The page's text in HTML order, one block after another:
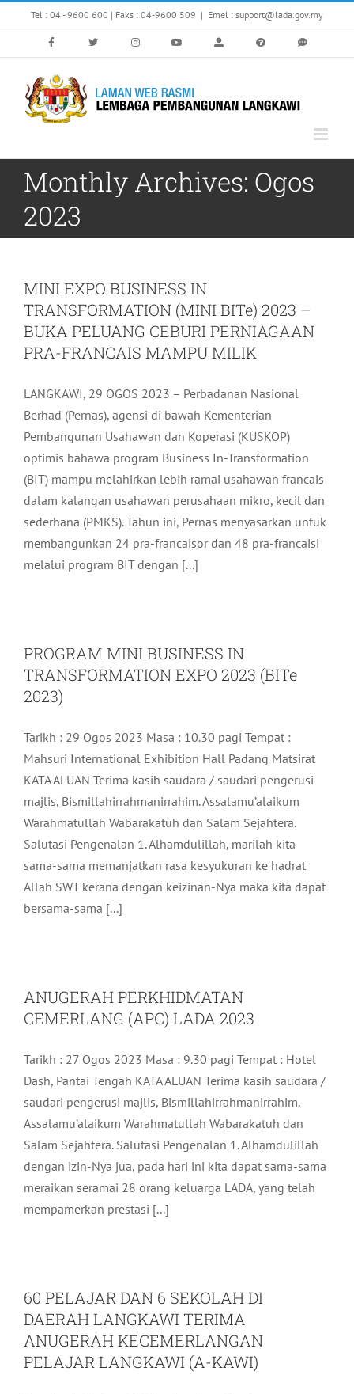
to
Tel : 04 - 9600 600 | Faks : 04-9600 509 | Emel : support@lada.gov.my
Monthly Archives: Ogos
2023
MINI EXPO BUSINESS IN
TRANSFORMATION (MINI BITe) 2023 –
BUKA PELUANG CEBURI PERNIAGAAN
PRA-FRANCAIS MAMPU MILIK
LANGKAWI, 29 OGOS 2023 – Perbadanan Nasional
Berhad (Pernas), agensi di bawah Kementerian
Pembangunan Usahawan dan Koperasi (KUSKOP)
optimis bahawa program Business In-Transformation
(BIT) mampu melahirkan lebih ramai usahawan francais
dalam kalangan usahawan perusahaan mikro, kecil dan
sederhana (PMKS). Tahun ini, Pernas menyasarkan untuk
membangunkan 24 pra-francaisor dan 48 pra-francaisi
melalui program BIT dengan [...]
PROGRAM MINI BUSINESS IN
TRANSFORMATION EXPO 2023 (BITe
2023)
Tarikh : 29 Ogos 2023 Masa : 10.30 pagi Tempat :
Mahsuri International Exhibition Hall Padang Matsirat
KATA ALUAN Terima kasih saudara / saudari pengerusi
majlis, Bismillahirrahmanirrahim. Assalamu’alaikum
Warahmatullah Wabarakatuh dan Salam Sejahtera.
Salutasi Pengenalan 1. Alhamdulillah, marilah kita
sama-sama memanjatkan rasa kesyukuran ke hadrat
Allah SWT kerana dengan keizinan-Nya maka kita dapat
bersama-sama [...]
ANUGERAH PERKHIDMATAN
CEMERLANG (APC) LADA 2023
Tarikh : 27 Ogos 2023 Masa : 9.30 pagi Tempat : Hotel
Dash, Pantai Tengah KATA ALUAN Terima kasih saudara /
saudari pengerusi majlis, Bismillahirrahmanirrahim.
Assalamu’alaikum Warahmatullah Wabarakatuh dan
Salam Sejahtera. Salutasi Pengenalan 1. Alhamdulillah
dengan izin-Nya jua, pada hari ini kita dapat sama-sama
meraikan seramai 28 orang keluarga LADA, yang telah
mempamerkan prestasi [...]
60 PELAJAR DAN 6 SEKOLAH DI
DAERAH LANGKAWI TERIMA
ANUGERAH KECEMERLANGAN
PELAJAR LANGKAWI (A-KAWI)